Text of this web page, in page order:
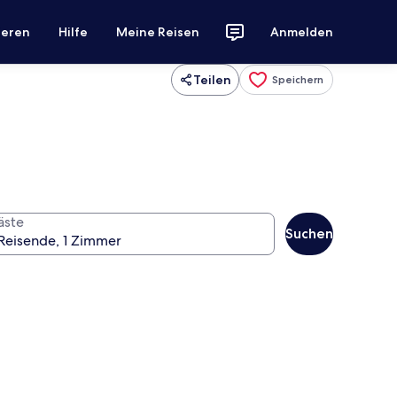
Hilfe Meine Reisen Anmelden
Teilen Speichern
Suchen